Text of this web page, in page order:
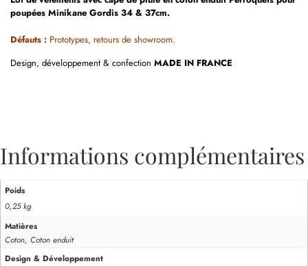
poupées Minikane Gordis 34 & 37cm.
Défauts : Prototypes, retours de showroom.
Design, développement & confection MADE IN FRANCE
Informations complémentaires
Poids
0,25 kg
Matières
Coton, Coton enduit
Design & Développement